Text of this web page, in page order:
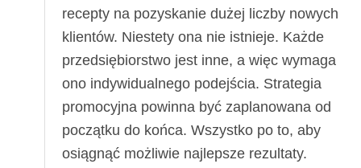
recepty na pozyskanie dużej liczby nowych
klientów. Niestety ona nie istnieje. Każde
przedsiębiorstwo jest inne, a więc wymaga
ono indywidualnego podejścia. Strategia
promocyjna powinna być zaplanowana od
początku do końca. Wszystko po to, aby
osiągnąć możliwie najlepsze rezultaty.